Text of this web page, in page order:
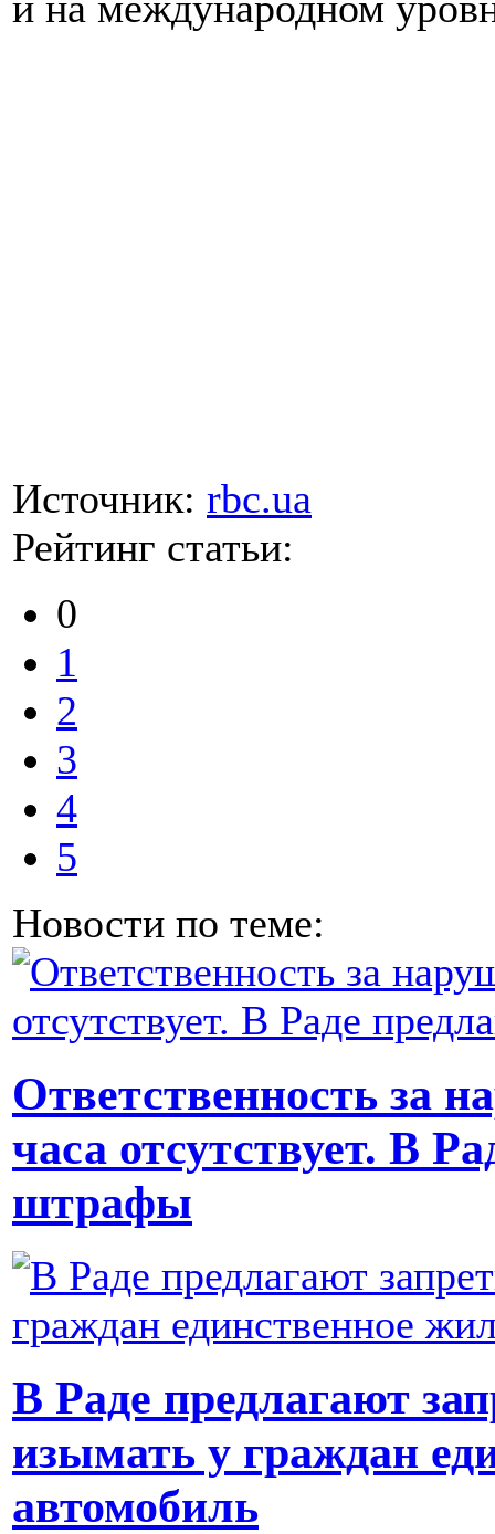
Источник: rbc.ua
Рейтинг статьи:
0
1
2
3
4
5
Новости по теме:
Ответственность за
часа отсутствует. В
штрафы
В Раде предлагают
изымать у граждан
автомобиль